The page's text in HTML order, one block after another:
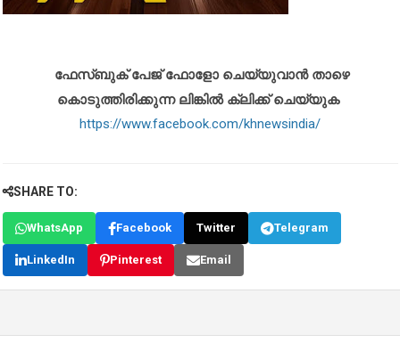
ഫേസ്ബുക് പേജ് ഫോളോ ചെയ്യുവാൻ താഴെ
കൊടുത്തിരിക്കുന്ന ലിങ്കിൽ ക്ലിക്ക് ചെയ്യുക
https://www.facebook.com/khnewsindia/
SHARE TO:
WhatsApp Facebook Twitter Telegram
LinkedIn Pinterest Email